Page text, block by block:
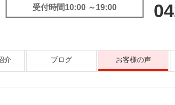
受付時間10:00 ～19:00
介 ブログ お客様の声